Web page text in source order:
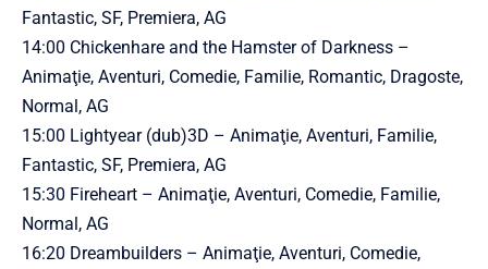
Fantastic, SF, Premiera, AG
14:00 Chickenhare and the Hamster of Darkness –
Animaţie, Aventuri, Comedie, Familie, Romantic, Dragoste,
Normal, AG
15:00 Lightyear (dub)3D – Animaţie, Aventuri, Familie,
Fantastic, SF, Premiera, AG
15:30 Fireheart – Animaţie, Aventuri, Comedie, Familie,
Normal, AG
16:20 Dreambuilders – Animaţie, Aventuri, Comedie,